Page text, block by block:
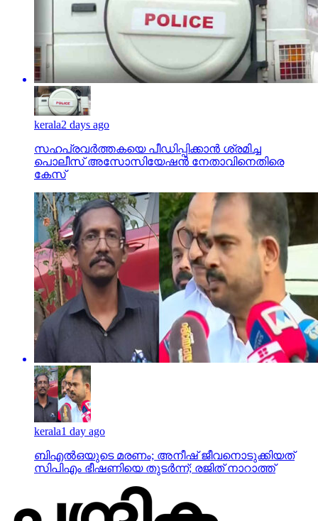
kerala2 days ago
സഹപ്രവര്‍ത്തകയെ പീഡിപ്പിക്കാന്‍ ശ്രമിച്ച
പൊലീസ് അസോസിയേഷന്‍ നേതാവിനെതിരെ
കേസ്
kerala1 day ago
ബിഎല്‍ഒയുടെ മരണം; അനീഷ് ജീവനൊടുക്കിയത്
സിപിഎം ഭീഷണിയെ തുടര്‍ന്ന്; രജിത് നാറാത്ത്